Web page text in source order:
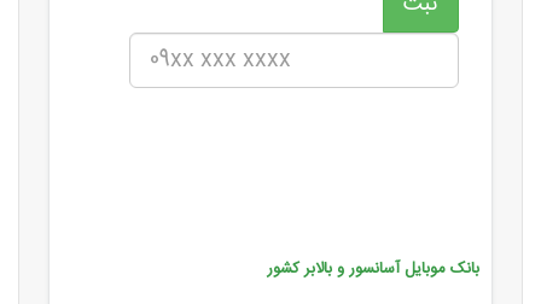
بانک موبایل آسانسور و بالابر کشور